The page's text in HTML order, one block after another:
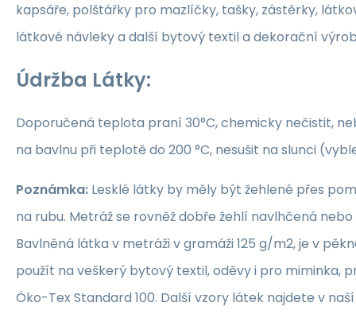
kapsáře, polštářky pro mazlíčky, tašky, zástěrky,
látkové návleky a další bytový textil a dekorační
Údržba Látky:
Doporučená teplota praní 30°C, chemicky nečistit,
na bavlnu při teplotě do 200 °C, nesušit na slunci
Poznámka: Lesklé látky by měly být žehlené přes
na rubu. Metráž se rovněž dobře žehlí navlhčená
Bavlněná látka v metráži v gramáži 125 g/m2, je v
použít na veškerý bytový textil, oděvy i pro miminka,
Öko-Tex Standard 100. Další vzory látek najdete v